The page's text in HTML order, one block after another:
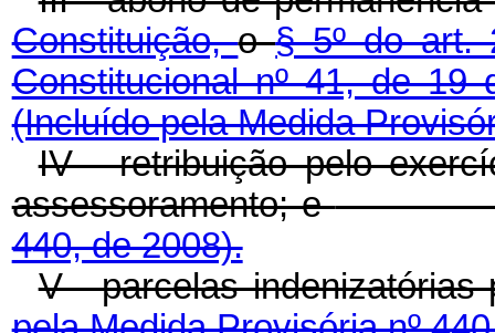
Constituição,o§ 5º do art.
Constitucional nº 41, de
(Incluído pela Medida
IV - retribuição pelo
assessoramento; e
440, de 2008).
V - parcelas